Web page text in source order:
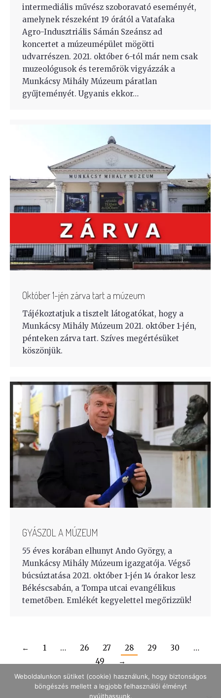
intermediális művész szoboravató eseményét,
amelynek részeként 19 órától a Vatafaka
Agro-Indusztriális Sámán Szeánsz ad
koncertet a múzeumépület mögötti
udvarrészen. 2021. október 6-tól már nem csak
muzeológusok és teremőrök vigyázzák a
Munkácsy Mihály Múzeum páratlan
gyűjteményét. Ugyanis ekkor…
Október 1-jén zárva tart a múzeum
Tájékoztatjuk a tisztelt látogatókat, hogy a
Munkácsy Mihály Múzeum 2021. október 1-jén,
pénteken zárva tart. Szíves megértésüket
köszönjük.
GYÁSZOL A MÚZEUM
55 éves korában elhunyt Ando György, a
Munkácsy Mihály Múzeum igazgatója. Végső
búcsúztatása 2021. október 1-jén 14 órakor lesz
Békéscsabán, a Tompa utcai evangélikus
temetőben. Emlékét kegyelettel megőrizzük!
← 1 … 26 27 28 29 30
…
49
→
Weboldalunkon sütiket (cookie) használunk, hogy biztonságos
böngészés mellett a legjobb felhasználói élményt
nyújthassunk.